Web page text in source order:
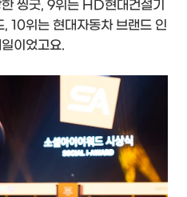
씽굿, 9위는 HD현대건설기
10위는 현대자동차 브랜드 인
이었고요.